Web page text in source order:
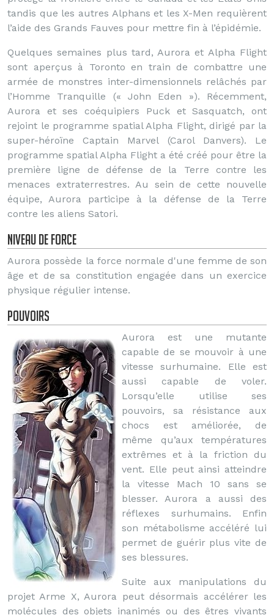
tandis que les autres Alphans et les X-Men requièrent
l’aide des Grands Fauves pour mettre fin à l’épidémie.
Quelques semaines plus tard, Aurora et Alpha Flight
sont aperçus à Toronto en train de combattre une
armée de monstres inter-dimensionnels relâchés par
l’Homme Tranquille (« John Eden »). Récemment,
Aurora et ses coéquipiers Puck et Sasquatch, ont
rejoint le programme spatial Alpha Flight, dirigé par la
super-héroïne Captain Marvel (Carol Danvers). Le
programme spatial Alpha Flight a été créé pour être la
première ligne de défense de la Terre contre les
menaces extraterrestres. Au sein de cette nouvelle
équipe, Aurora participe à la défense de la Terre
contre les aliens Satori.
Niveau de force
Aurora possède la force normale d'une femme de son
âge et de sa constitution engagée dans un exercice
physique régulier intense.
Pouvoirs
Aurora est une mutante
capable de se mouvoir à une
vitesse surhumaine. Elle est
aussi capable de voler.
Lorsqu’elle utilise ses
pouvoirs, sa résistance aux
chocs est améliorée, de
même qu’aux températures
extrêmes et à la friction du
vent. Elle peut ainsi atteindre
la vitesse Mach 10 sans se
blesser. Aurora a aussi des
réflexes surhumains. Enfin
son métabolisme accéléré lui
permet de guérir plus vite de
ses blessures.
Suite aux manipulations du
projet Arme X, Aurora peut désormais accélérer les
molécules des objets inanimés ou des êtres vivants